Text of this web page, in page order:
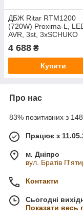
ДБЖ Ritar RTM1200
(720W) Proxima-L,
AVR, 3st, 3xSCHUKO
socket, 2x12V7.5Ah,
Case (350х120х190)
4 688 ₴
Купити
Про нас
83% позитивних з 148
Працює з
м. Дніпро
вул. Братів
Контакти
Сьогодні
Показати весь